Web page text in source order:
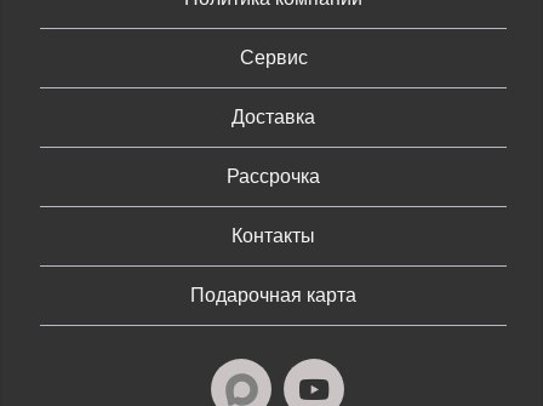
Сервис
Доставка
Рассрочка
Контакты
Подарочная карта